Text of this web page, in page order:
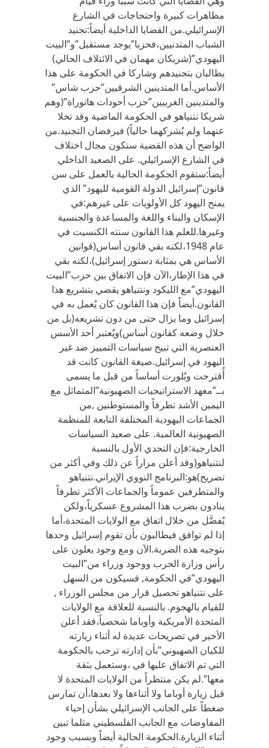
مظاهرات كبيرة واحتجاجات في الشارع
الإسرائيلي.من القضايا الداخلية أيضاً:تجنيد
الشباب المتدنيين،فحزبا”يوجد مستقبل”و”البيت
اليهودي”(شريكان مهمان في الائتلاف الحالي)
يطالبان بتجنيدهم وشاركا في الحكومة على هذا
الأساس.أما المتدينين الشرقيين”حزب شاس”
والمتدينين الغربيين”حزب أحودات هاتوراة”(وهم
شريكا نتنياهو في الحكومة الماضية وقد تخلا
عنهما ولم يُشركهما حالياً) فيرفضان التجنيد.من
الواضح أن هذه القضية ستكون مجال اختلاف
في الشارع الإسرائيلي. على الصعيد الداخلي
أيضاً:ستقوم الحكومة الحالية بالعمل على سن
قانون”إسرائيل الدولة القومية لليهود” الذي
يمنح اليهود كل الأولويات على غيرهم:في
الإسكان والبناء واللغة والمساعدة والجنسية
وغيرها.للعلم هذا القانون سنته الكنسيت في
عام 1948،لكنه بقي قانون أساس(قوانين
الأساس هي بمثابة دستور إسرائيل)،لكنه بقي
في هذا الإطار،الآن فإن الاتفاق بين حزب”البيت
اليهودي”مع الليكود ونتنياهو يقضي بتشريع هذا
القانون.أيضاً فإن هذا القانون كان يُعمل به في
إسرائيل وما يزال حتى من دون تشريعه(بل من
خلال وضعه كقانون أساس)ويُعتبر أحد الأسس
العنصرية التي تبيح سياسات التمييز ضد غير
اليهود في إسرائيل.صيغة القانون كانت قد
أُقترحت وبُلورت أساساً من قبل ما يسمى
بــ”معهد الاستراتيجيات الصهيونية”المتماثل مع
اليمين الأشد تطرفاً والمستوطنين ,من
الجماعات اليهودية المختلفة التابعة للمنظمة
الصهيونية العالمية. على صعيد السياسات
الخارجية:فإن التحدي الأول بالنسبة
لنتنياهو(وقد أعلن مراراً عن ذلك وفي أكثر من
تصريح)هو:البرنامج النووي الإيراني.نتنياهو
والمتطرفين عموماً والجماعات الأكثر تطرفاً
ينادون بضرب هذا المشروع عسكرياً،ولكن
يُفضَّل من خلال اتفاق مع الولايات المتحدة،أما
إذا لم توافق فيطالبون بأن تقوم إسرائيل وحدها
بتوجيه هذه الضربة.الآن ومع وجود يعلون على
رأس وزارة الحرب ووجود وزراء من”البيت
اليهودي”في الحكومة, فسيكون من السهل
على نتنياهو تحصيل قرار من مجلس الوزراء ,
للقيام بالهجوم. بالنسبة للعلاقة مع الولايات
المتحدة الأمريكية وأوباما شخصياً،فقد أعلن
الأخير في تصريحات عديدة له أثناء زيارته
للكيان الصهيوني”بأن إدارته ترحب بالحكومة
التي تم الاتفاق عليها في ،وستعمل بثقة
معها”.لم يكن منتظراً من الولايات المتحدة لا
قبل زيارة أوباما ولا أثناءها ولا بعدها،أن تمارس
ضغطاً على الجانب الإسرائيلي بشأن إحياء
المفاوضات مع الجانب الفلسطيني مثلما تبين
أثناء الزيارة.الحكومة الحالية أيضاً وبسبب وجود